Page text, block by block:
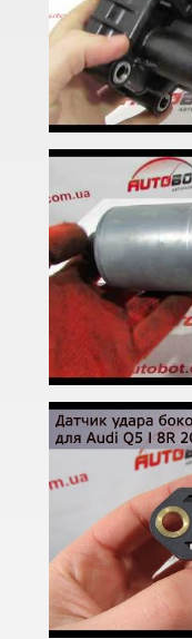
A6 Allroad
A6 C6 (4F2, 4F5)
A6 Allroad
A6 C7 (4G2,
A6 Allroad
A6 C8 (F2)
A6 C8 Allroad
A7 I Sportback
A7 II Sportback
A8 D3 (4E2,
A8 D4 (4H)
A8 D5 (5H)
e-tron
e-tron Sportback